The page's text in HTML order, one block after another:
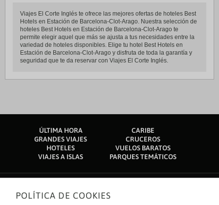
Viajes El Corte Inglés te ofrece las mejores ofertas de hoteles Best
Hotels en Estación de Barcelona-Clot-Arago. Nuestra selección de
hoteles Best Hotels en Estación de Barcelona-Clot-Arago te
permite elegir aquel que más se ajusta a tus necesidades entre la
variedad de hoteles disponibles. Elige tu hotel Best Hotels en
Estación de Barcelona-Clot-Arago y disfruta de toda la garantía y
seguridad que te da reservar con Viajes El Corte Inglés.
ÚLTIMA HORA
CARIBE
GRANDES VIAJES
CRUCEROS
HOTELES
VUELOS BARATOS
VIAJES A ISLAS
PARQUES TEMÁTICOS
Sobre nosotros
POLÍTICA DE COOKIES